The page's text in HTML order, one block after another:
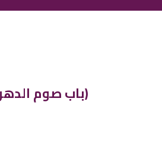
050 (باب صوم الدهر)